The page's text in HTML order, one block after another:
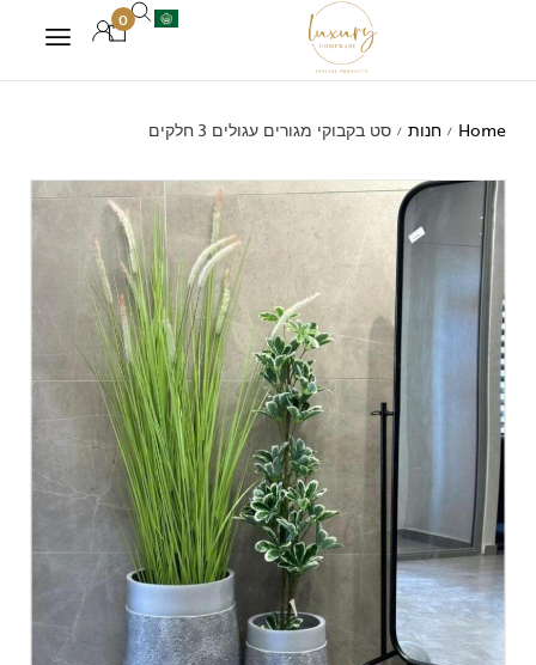
0
Home
/ חנות / סט בקבוקי מגורים עגולים 3 חלקים